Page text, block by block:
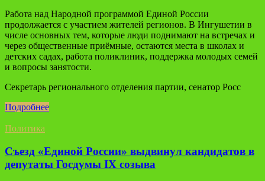
Работа над Народной программой Единой России
продолжается с участием жителей регионов. В Ингушетии в
числе основных тем, которые люди поднимают на встречах и
через общественные приёмные, остаются места в школах и
детских садах, работа поликлиник, поддержка молодых семей
и вопросы занятости.
Секретарь регионального отделения партии, сенатор Росс
Подробнее
Политика
Съезд «Единой России» выдвинул кандидатов в
депутаты Госдумы IX созыва